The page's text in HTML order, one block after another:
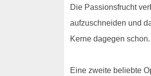
Die Passionsfrucht
aufzuschneiden und
Kerne dagegen
Eine zweite beliebte